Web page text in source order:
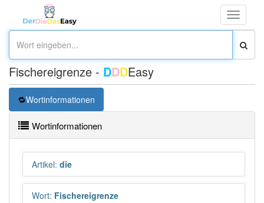
Toggle
Fischereigrenze - DDDEasy
Wortinformationen
Wortinformationen
Artikel: die
Wort: Fischereigrenze